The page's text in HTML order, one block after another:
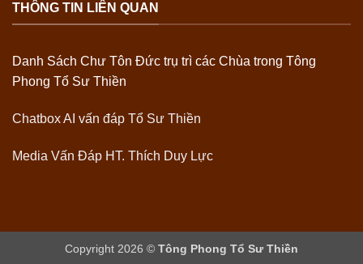
THÔNG TIN LIÊN QUAN
Danh Sách Chư Tôn Đức trụ trì các Chùa trong Tông
Phong Tổ Sư Thiền
Chatbox AI vấn đáp Tổ Sư Thiền
Media Vấn Đáp HT. Thích Duy Lực
Copyright 2026 © Tông Phong Tổ Sư Thiền